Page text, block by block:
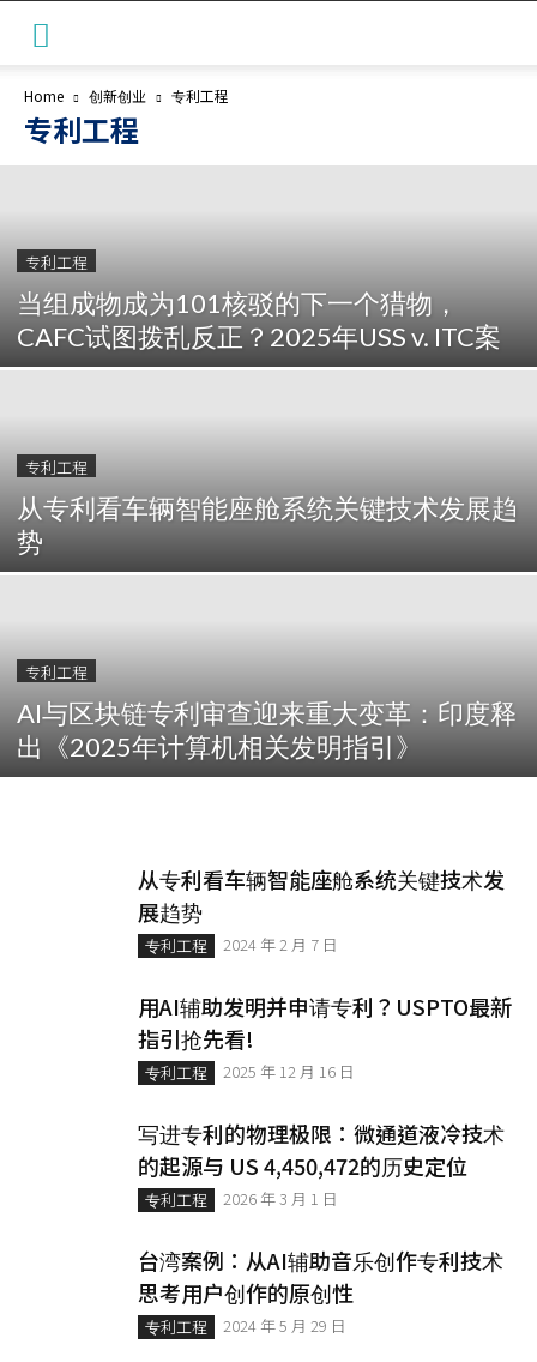
Home 创新创业 专利工程
专利工程
专利工程
当组成物成为101核驳的下一个猎物，
CAFC试图拨乱反正？2025年USS v. ITC案
专利工程
从专利看车辆智能座舱系统关键技术发展趋
势
专利工程
AI与区块链专利审查迎来重大变革：印度释
出《2025年计算机相关发明指引》
从专利看车辆智能座舱系统关键技术发
展趋势
专利工程 2024 年 2 月 7 日
用AI辅助发明并申请专利？USPTO最新
指引抢先看!
专利工程 2025 年 12 月 16 日
写进专利的物理极限：微通道液冷技术
的起源与 US 4,450,472的历史定位
专利工程 2026 年 3 月 1 日
台湾案例：从AI辅助音乐创作专利技术
思考用户创作的原创性
专利工程 2024 年 5 月 29 日